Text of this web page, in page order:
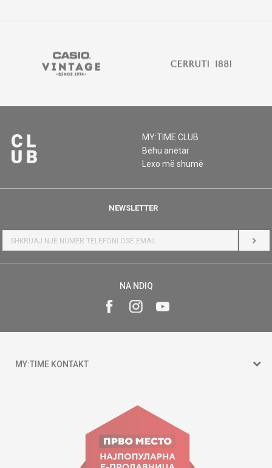
MY:TIME CLUB
Bëhu anëtar
Lexo më shumë
NEWSLETTER
HYR
NA NDIQ
MY:TIME KONTAKT
Goce Nikolovski 74 Shkup
contact@mytime.mk
Orari i punës: